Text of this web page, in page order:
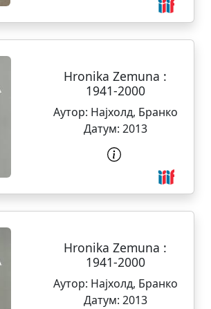
Hronika Zemuna :
1941-2000
Аутор: Најхолд, Бранко
Датум: 2013
Hronika Zemuna :
1941-2000
Аутор: Најхолд, Бранко
Датум: 2013